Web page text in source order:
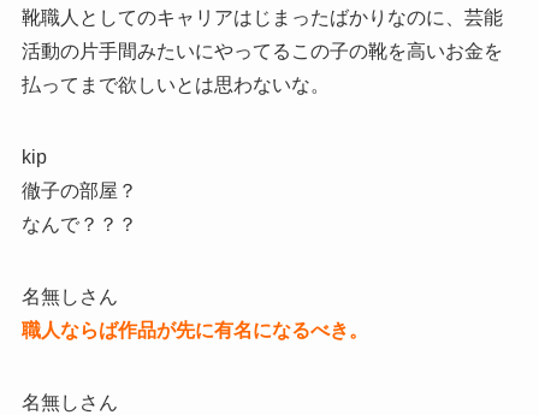
靴職人としてのキャリアはじまったばかりなのに、芸能
活動の片手間みたいにやってるこの子の靴を高いお金を
払ってまで欲しいとは思わないな。
kip
徹子の部屋？
なんで？？？
名無しさん
職人ならば作品が先に有名になるべき。
名無しさん